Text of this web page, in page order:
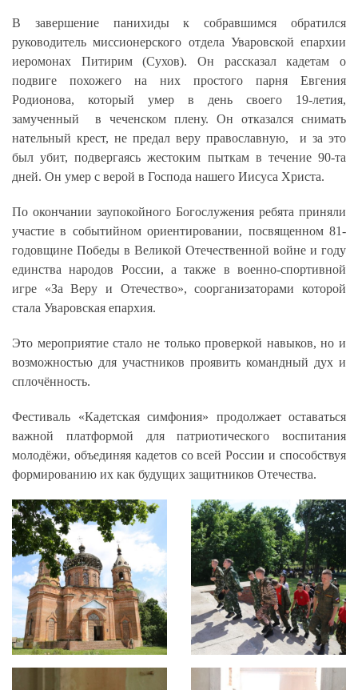
В завершение панихиды к собравшимся обратился
руководитель миссионерского отдела Уваровской епархии
иеромонах Питирим (Сухов). Он рассказал кадетам о
подвиге похожего на них простого парня Евгения
Родионова, который умер в день своего 19-летия,
замученный в чеченском плену. Он отказался снимать
нательный крест, не предал веру православную, и за это
был убит, подвергаясь жестоким пыткам в течение 90-та
дней. Он умер с верой в Господа нашего Иисуса Христа.
По окончании заупокойного Богослужения ребята приняли
участие в событийном ориентировании, посвященном 81-
годовщине Победы в Великой Отечественной войне и году
единства народов России, а также в военно-спортивной
игре «За Веру и Отечество», соорганизаторами которой
стала Уваровская епархия.
Это мероприятие стало не только проверкой навыков, но и
возможностью для участников проявить командный дух и
сплочённость.
Фестиваль «Кадетская симфония» продолжает оставаться
важной платформой для патриотического воспитания
молодёжи, объединяя кадетов со всей России и способствуя
формированию их как будущих защитников Отечества.